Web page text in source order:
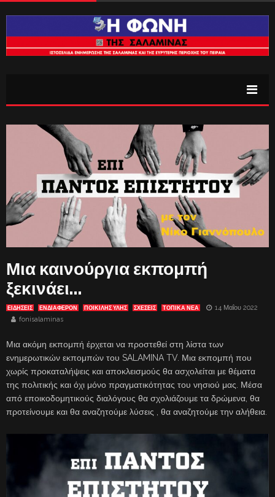
Μια καινούργια εκπομπή
ξεκινάει…
ΕΙΔΗΣΕΙΣ ΕΝΔΙΑΦΈΡΟΝ ΠΟΙΚΙΛΗΣ ΥΛΗΣ ΣΧΕΣΕΙΣ ΤΟΠΙΚΑ ΝΕΑ
14 Μαΐου 2022
fonisalaminas
Μια ακόμη εκπομπή έρχεται να προστεθεί στη λίστα των
ενημερωτικών εκπομπών του SALAMINA TV. Μια εκπομπή που
χωρίς προκαταλήψεις και αποκλεισμούς θα ασχολείται με θέματα
της πολιτικής και όχι μόνο πραγματικότητας του νησιού μας. Μέσα
από εποικοδομητικούς διαλόγους θα σχολιάζουμε τα δρώμενα, θα
προτείνουμε και θα αναζητούμε λύσεις , θα αναζητούμε την αλήθεια.